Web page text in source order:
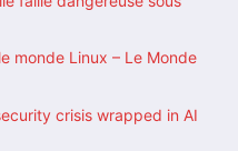
monde Linux – Le Monde
crisis wrapped in AI